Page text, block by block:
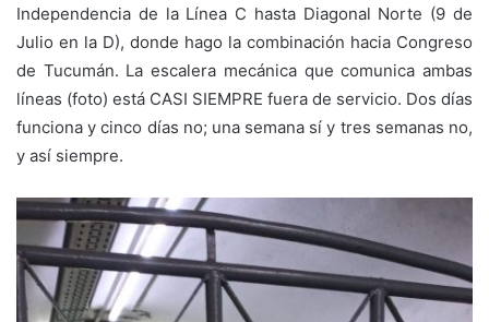
Independencia de la Línea C hasta Diagonal Norte (9 de
Julio en la D), donde hago la combinación hacia Congreso
de Tucumán. La escalera mecánica que comunica ambas
líneas (foto) está CASI SIEMPRE fuera de servicio. Dos días
funciona y cinco días no; una semana sí y tres semanas no,
y así siempre.